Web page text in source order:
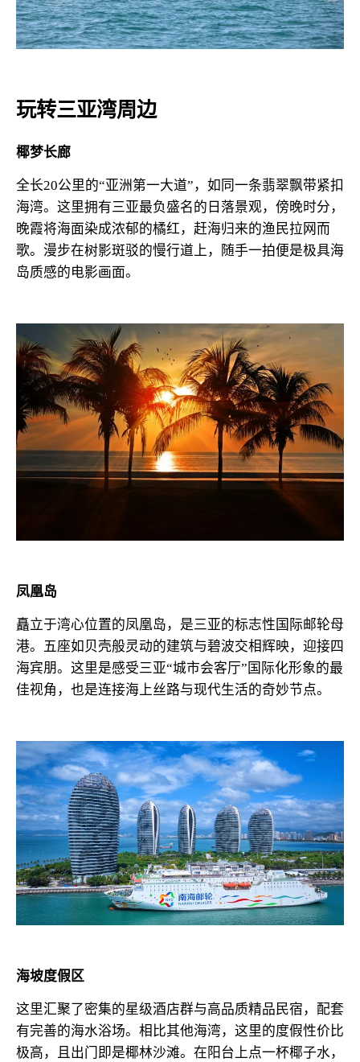
玩转三亚湾周边
椰梦长廊
全长20公里的“亚洲第一大道”，如同一条翡翠飘带紧扣
海湾。这里拥有三亚最负盛名的日落景观，傍晚时分，
晚霞将海面染成浓郁的橘红，赶海归来的渔民拉网而
歌。漫步在树影斑驳的慢行道上，随手一拍便是极具海
岛质感的电影画面。
凤凰岛
矗立于湾心位置的凤凰岛，是三亚的标志性国际邮轮母
港。五座如贝壳般灵动的建筑与碧波交相辉映，迎接四
海宾朋。这里是感受三亚“城市会客厅”国际化形象的最
佳视角，也是连接海上丝路与现代生活的奇妙节点。
海坡度假区
这里汇聚了密集的星级酒店群与高品质精品民宿，配套
有完善的海水浴场。相比其他海湾，这里的度假性价比
极高，且出门即是椰林沙滩。在阳台上点一杯椰子水，